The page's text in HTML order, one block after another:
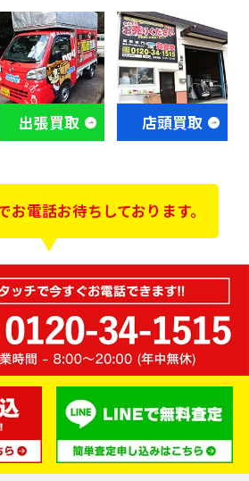
出張買取 店頭買取
お電話お待ちしております。